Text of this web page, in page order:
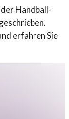
der Handball-
erfahren Sie